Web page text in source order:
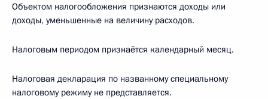
Объектом налогообложения признаются доходы или
доходы, уменьшенные на величину расходов.
Налоговым периодом признаётся календарный месяц.
Налоговая декларация по названному специальному
налоговому режиму не представляется.